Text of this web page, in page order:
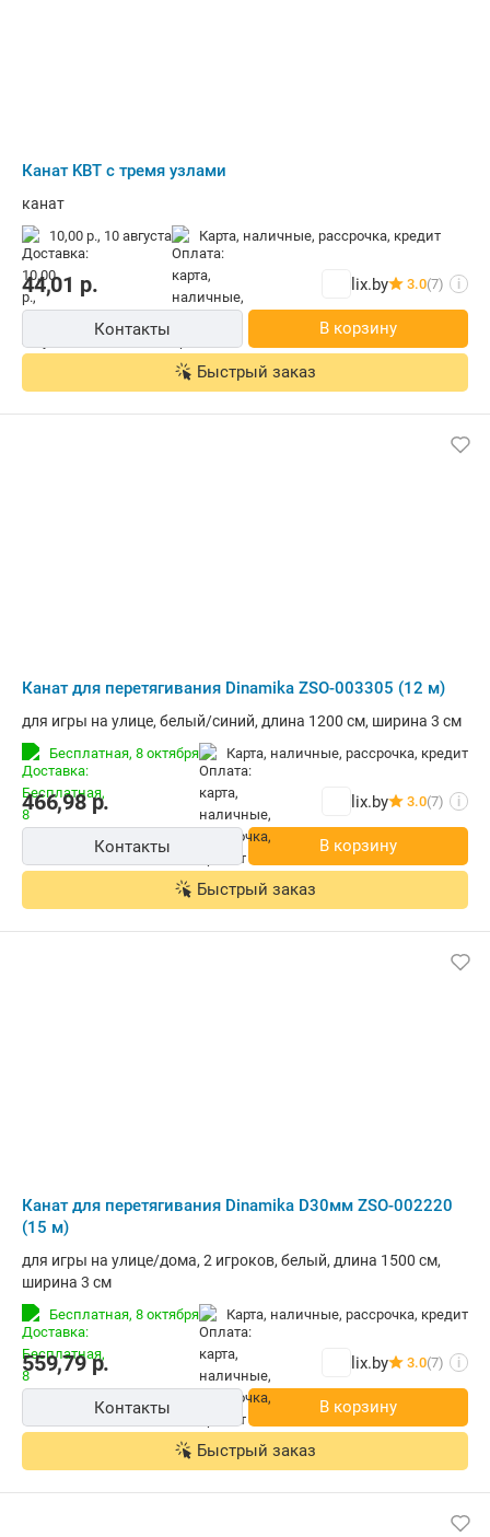
Канат KBT с тремя узлами
канат
10,00 р., 10 августа карта, наличные, рассрочка, кредит
44,01 р. lix.by 3.0(7) i
Контакты В корзину
Быстрый заказ
Канат для перетягивания Dinamika ZSO-003305 (12 м)
для игры на улице, белый/синий, длина 1200 см, ширина 3 см
Бесплатная, 8 октября карта, наличные, рассрочка, кредит
466,98р. lix.by 3.0(7) i
Контакты В корзину
Быстрый заказ
Канат для перетягивания Dinamika D30мм ZSO-002220
(15 м)
для игры на улице/дома, 2 игроков, белый, длина 1500 см,
ширина 3 см
Бесплатная, 8 октября карта, наличные, рассрочка, кредит
559,79р. lix.by 3.0(7) i
Контакты В корзину
Быстрый заказ